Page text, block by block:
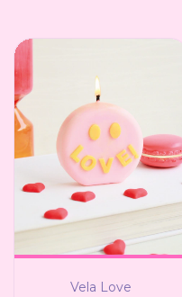
Vela Love